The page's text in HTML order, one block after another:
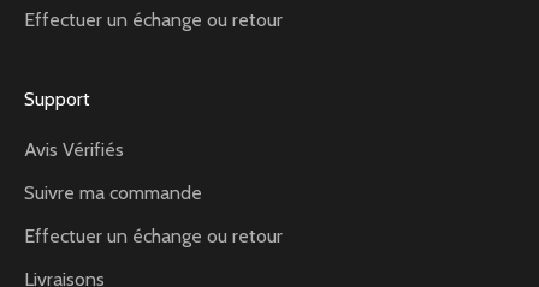
Effectuer un échange ou retour
Support
Avis Vérifiés
Suivre ma commande
Effectuer un échange ou retour
Livraisons